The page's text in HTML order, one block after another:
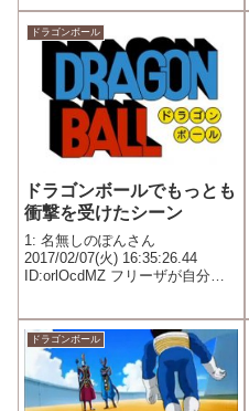
ドラゴンボール
ドラゴンボールでもっとも
衝撃を受けたシーン
1: 名無しのぽんさん
2017/02/07(火) 16:35:26.44
ID:orlOcdMZ フリーザが自分の
ドラゴンボール